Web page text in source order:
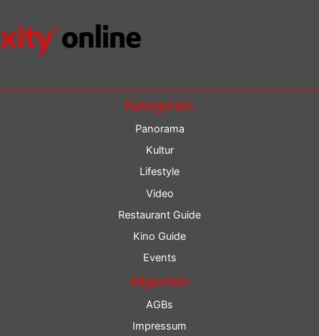
Kategorien
Panorama
Kultur
Lifestyle
Video
Restaurant Guide
Kino Guide
Events
Allgemein
AGBs
Impressum